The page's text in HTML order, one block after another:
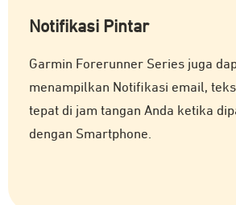
Notifikasi Pintar
Garmin Forerunner Series juga
menampilkan Notifikasi email,
tepat di jam tangan Anda ketika
dengan Smartphone.